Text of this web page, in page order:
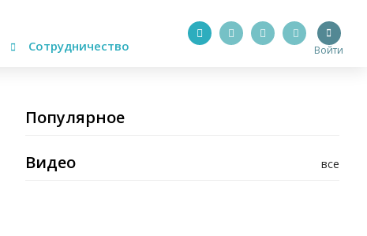
Сотрудничество Войти
Популярное
все
Видео